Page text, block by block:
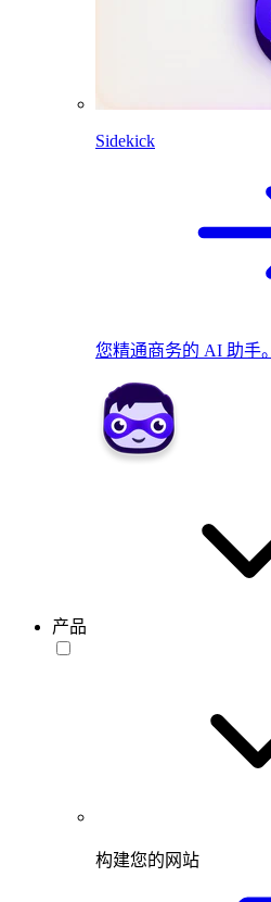
Sidekick
您精通商务的 AI 助手。
产品
构建您的网站